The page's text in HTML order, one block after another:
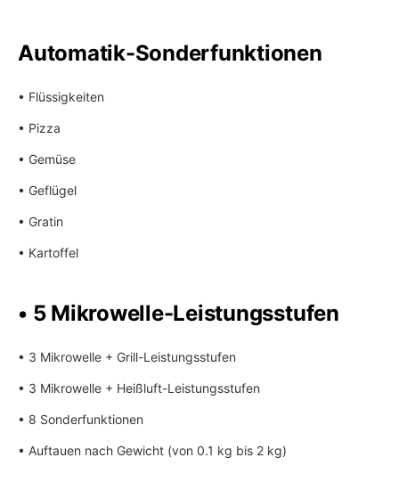
Automatik-Sonderfunktionen
• Flüssigkeiten
• Pizza
• Gemüse
• Geflügel
• Gratin
• Kartoffel
• 5 Mikrowelle-Leistungsstufen
• 3 Mikrowelle + Grill-Leistungsstufen
• 3 Mikrowelle + Heißluft-Leistungsstufen
• 8 Sonderfunktionen
• Auftauen nach Gewicht (von 0.1 kg bis 2 kg)